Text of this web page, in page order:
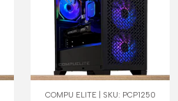
COMPU ELITE | SKU: PCP1250